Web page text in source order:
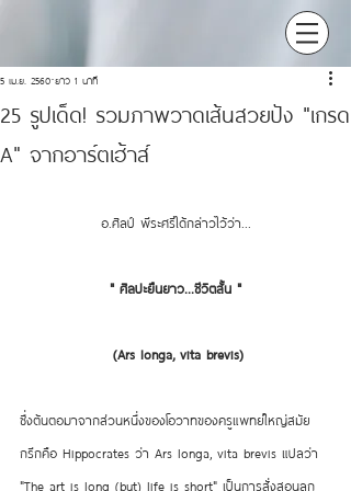
25 รูปเด็ด! รวมภาพวาดเส้นสวยปัง "เกรด
A" จากอาร์ตเฮ้าส์
5 เม.ย. 2560 ยาว 1 นาที
อ.ศิลป์ พีระศรีได้กล่าวไว้ว่า...
" ศิลปะยืนยาว...ชีวิตสั้น​ "
(Ars longa, vita brevis)
ซึ่งต้นตอมาจากส่วนหนึ่งของโอวาทของครูแพทย์ใหญ่สมัย
กรีกคือ Hippocrates ว่า Ars longa, vita brevis แปลว่า
"The art is long (but) life is short" เป็นการสั่งสอนลูก